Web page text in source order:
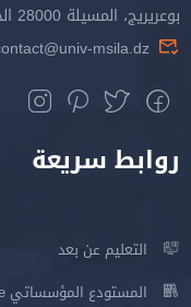
بوعريريج، المسيلة 28000 الجزائر
msila.dz
روابط سريعة
التعليم عن بعد
المستودع المؤسساتي DSpace